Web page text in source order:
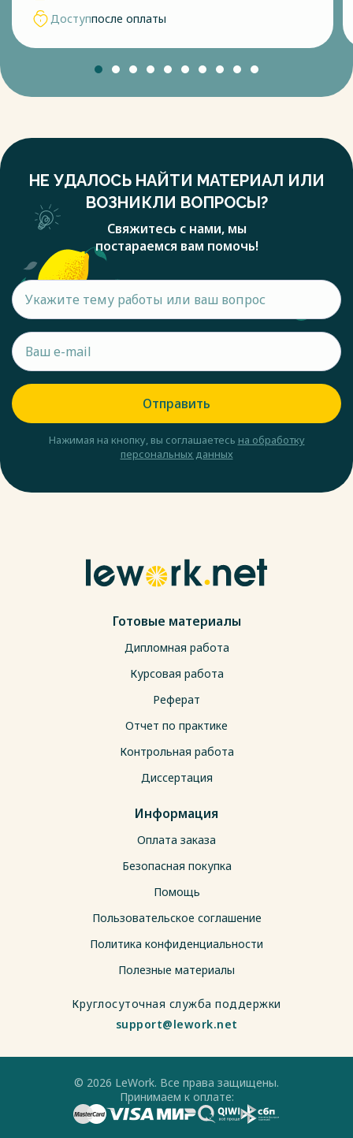
Доступпосле оплаты
НЕ УДАЛОСЬ НАЙТИ МАТЕРИАЛ ИЛИ
ВОЗНИКЛИ ВОПРОСЫ?
Свяжитесь с нами, мы
постараемся вам помочь!
Отправить
Нажимая на кнопку, вы соглашаетесь на обработку
персональных данных
Готовые материалы
Дипломная работа
Курсовая работа
Реферат
Отчет по практике
Контрольная работа
Диссертация
Информация
Оплата заказа
Безопасная покупка
Помощь
Пользовательское соглашение
Политика конфиденциальности
Полезные материалы
Круглосуточная служба поддержки
support@lework.net
© 2026 LeWork. Все права защищены.
Принимаем к оплате: